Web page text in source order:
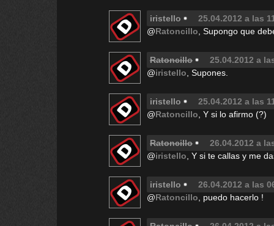
iristello
25.04.2012 a las
@Ratoncillo , Supongo que
Ratoncillo
25.04.2012 a
@iristello , Supones.
iristello
25.04.2012 a las
@Ratoncillo , Y si lo afirmo (?)
Ratoncillo
26.04.2012 a
@iristello , Y si te callas y me
iristello
26.04.2012 a las
@Ratoncillo , puedo hacerlo !